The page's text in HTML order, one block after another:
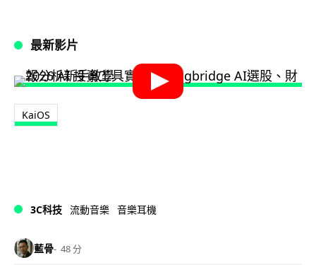
最新影片
KaiOS
3C科技 流動音樂 音樂耳機
藍骨 48 分